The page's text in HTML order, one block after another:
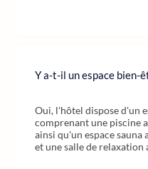
Y a-t-il un espace bien-
Oui, l'hôtel dispose d'un
comprenant une piscine
ainsi qu'un espace sauna
et une salle de relaxation